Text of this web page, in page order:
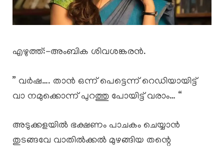
എഴുത്ത്:-അംബിക ശിവശങ്കരൻ.
” വർഷ…. താൻ ഒന്ന് പെട്ടെന്ന് റെഡിയായിട്ട്
വാ നമുക്കൊന്ന് പുറത്തു പോയിട്ട് വരാം… “
അടുക്കളയിൽ ഭക്ഷണം പാചകം ചെയ്യാൻ
തുടങ്ങവേ വാതിൽക്കൽ മുഴങ്ങിയ തന്റെ